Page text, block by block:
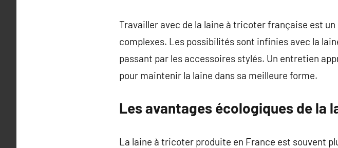
Travailler avec de la laine à tricoter française est
complexes. Les possibilités sont infinies avec la
passant par les accessoires stylés. Un entretien
pour maintenir la laine dans sa meilleure forme.
Les avantages écologiques de la
La laine à tricoter produite en France est souvent